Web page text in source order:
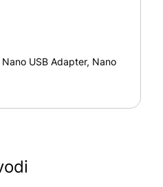
USB Adapter, Nano